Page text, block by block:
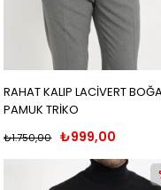
RAHAT KALIP LACİVERT
PAMUK TRİKO
₺999,00
₺1.750,00